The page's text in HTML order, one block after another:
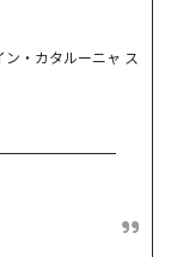
・カタルーニャ ス